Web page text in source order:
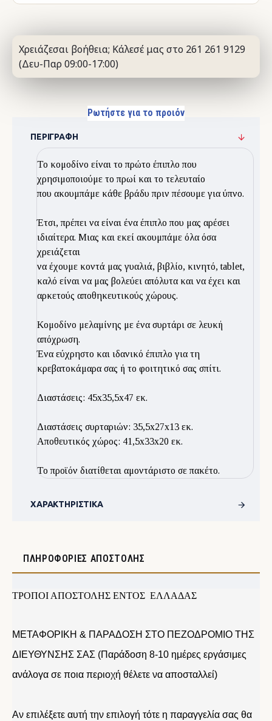
Χρειάζεσαι βοήθεια; Κάλεσέ μας στο 261 261 9129
(Δευ-Παρ 09:00-17:00)
Ρωτήστε για το προιόν
ΠΕΡΙΓΡΑΦΉ
Το κομοδίνο είναι το πρώτο έπιπλο που
χρησιμοποιούμε το πρωί και το τελευταίο
που ακουμπάμε κάθε βράδυ πριν πέσουμε για ύπνο.
Έτσι, πρέπει να είναι ένα έπιπλο που μας αρέσει
ιδιαίτερα. Μιας και εκεί ακουμπάμε όλα όσα
χρειάζεται
να έχουμε κοντά μας γυαλιά, βιβλίο, κινητό, tablet,
καλό είναι να μας βολεύει απόλυτα και να έχει και
αρκετούς αποθηκευτικούς χώρους.
Κομοδίνο μελαμίνης με ένα συρτάρι σε λευκή
απόχρωση.
Ένα εύχρηστο και ιδανικό έπιπλο για τη
κρεβατοκάμαρα σας ή το φοιτητικό σας σπίτι.
Διαστάσεις: 45x35,5x47 εκ.
Διαστάσεις συρταριών: 35,5x27x13 εκ.
Αποθευτικός χώρος: 41,5x33x20 εκ.
Το προϊόν διατίθεται αμοντάριστο σε πακέτο.
ΧΑΡΑΚΤΗΡΙΣΤΙΚΆ
ΠΛΗΡΟΦΟΡΊΕΣ ΑΠΟΣΤΟΛΉΣ
ΤΡΟΠΟΙ ΑΠΟΣΤΟΛΗΣ ΕΝΤΟΣ ΕΛΛΑΔΑΣ
ΜΕΤΑΦΟΡΙΚΗ & ΠΑΡΑΔΟΣΗ ΣΤΟ ΠΕΖΟΔΡΟΜΙΟ ΤΗΣ
ΔΙΕΥΘΥΝΣΗΣ ΣΑΣ (Παράδοση 8-10 ημέρες εργάσιμες
ανάλογα σε ποια περιοχή θέλετε να αποσταλλεί)
Αν επιλέξετε αυτή την επιλογή τότε η παραγγελία σας θα